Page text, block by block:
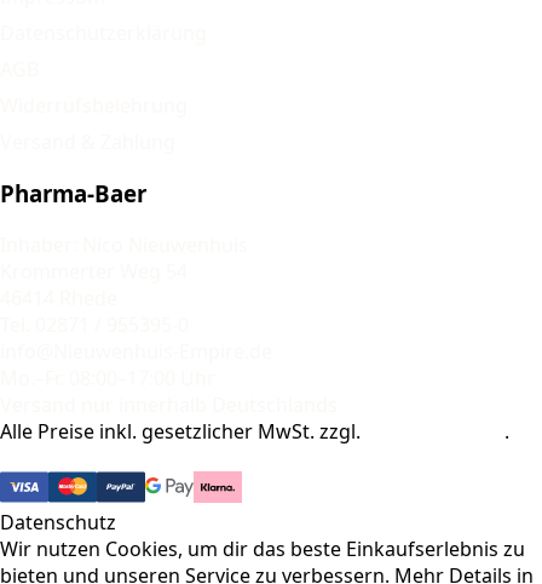
Pharma-Baer
Alle Preise inkl. gesetzlicher MwSt. zzgl.
.
Datenschutz
Wir nutzen Cookies, um dir das beste Einkaufserlebnis zu
bieten und unseren Service zu verbessern. Mehr Details in